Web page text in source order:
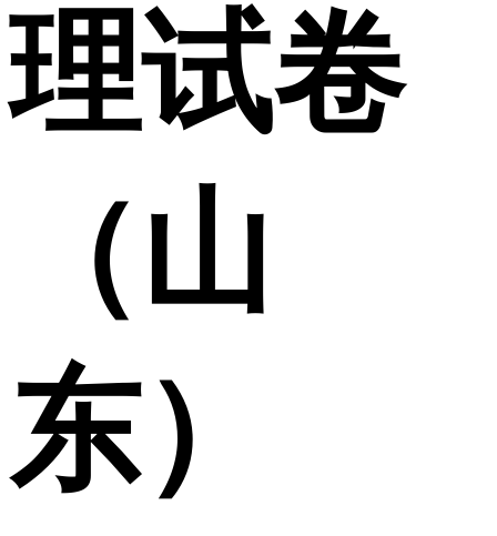
理试卷
（山
东）